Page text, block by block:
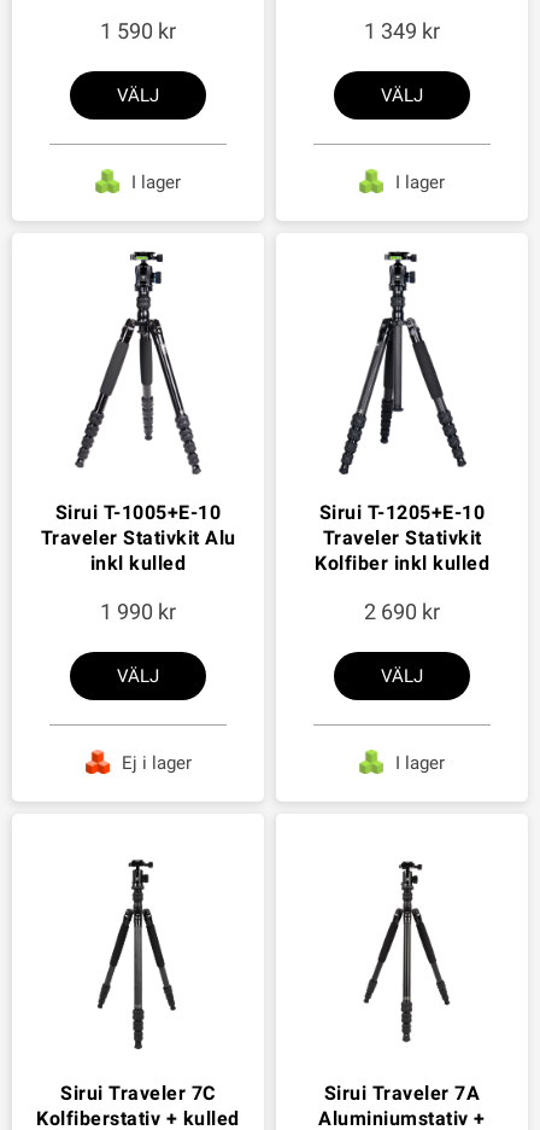
1 590
VÄLJ
I lager
1 349
VÄLJ
I lager
Sirui T-1005+E-10
Traveler Stativkit Alu
inkl kulled
1 990
VÄLJ
Ej i lager
Sirui T-1205+E-10
Traveler Stativkit
Kolfiber inkl kulled
2 690
VÄLJ
I lager
Sirui Traveler 7C
Kolfiberstativ + kulled
Sirui Traveler 7A
Aluminiumstativ +